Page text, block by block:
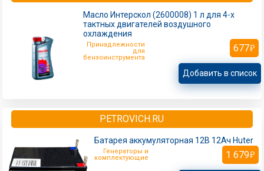
Масло Интерскол (2600008) 1 л для 4-х
тактных двигателей воздушного
охлаждения
Принадлежности
для
бензоинструмента
677
Добавить в список
PETROVICH.RU
Батарея аккумуляторная 12В 12Ач Huter
Генераторы и
комплектующие
1 679